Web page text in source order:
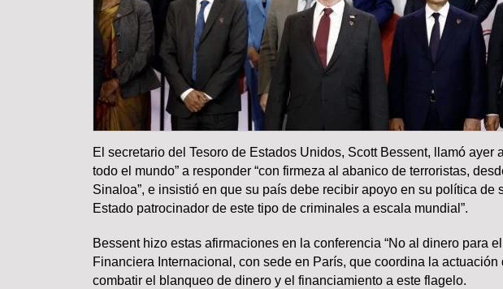
El secretario del Tesoro de Estados Unidos, Scott Bessent, llamó ayer
todo el mundo” a responder “con firmeza al abanico de terroristas,
Sinaloa”, e insistió en que su país debe recibir apoyo en su política de
Estado patrocinador de este tipo de criminales a escala mundial”.
Bessent hizo estas afirmaciones en la conferencia “No al dinero para
Financiera Internacional, con sede en París, que coordina la
combatir el blanqueo de dinero y el financiamiento a este flagelo.